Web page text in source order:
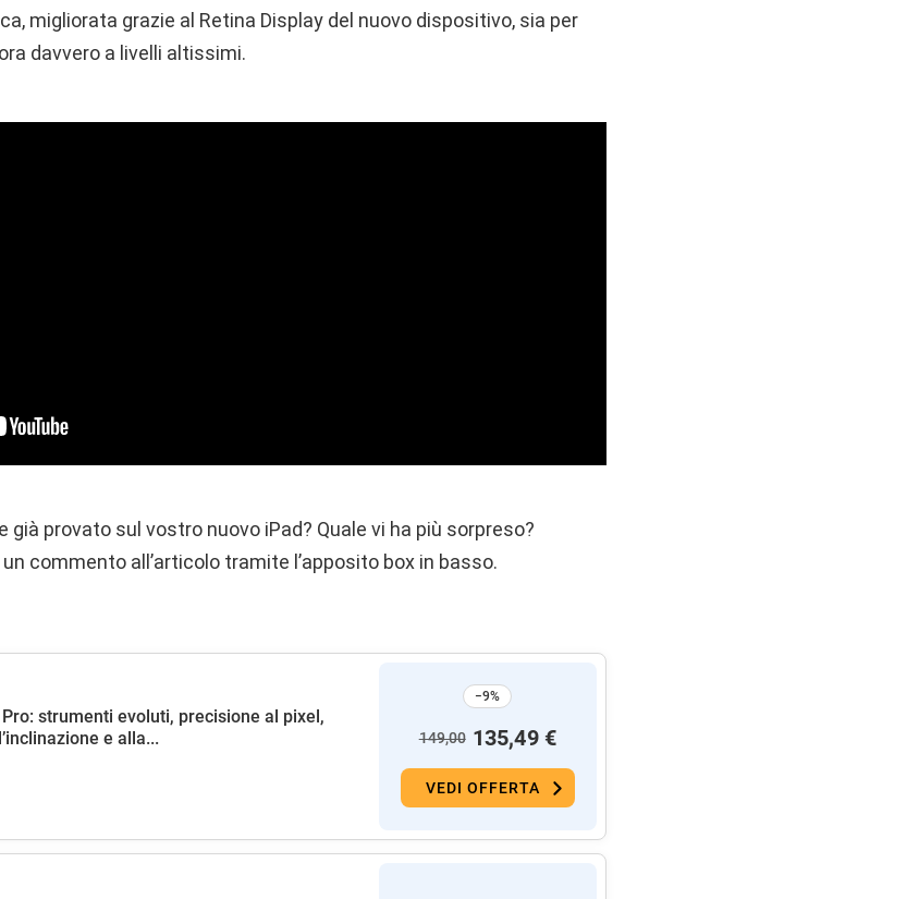
migliorata grazie al Retina Display del nuovo dispositivo, sia per
davvero a livelli altissimi.
già provato sul vostro nuovo iPad? Quale vi ha più sorpreso?
commento all’articolo tramite l’apposito box in basso.
strumenti evoluti, precisione al pixel,
e alla...
−9%
149,00 135,49 €
VEDI OFFERTA